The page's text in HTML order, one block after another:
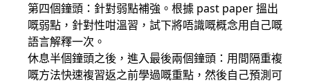
第四個鐘頭：針對弱點補強。根據 past paper 搵出
嘅弱點，針對性咁溫習，試下將唔識嘅概念用自己嘅
語言解釋一次。
休息半個鐘頭之後，進入最後兩個鐘頭：用間隔重複
嘅方法快速複習返之前學過嘅重點，然後自己預測可